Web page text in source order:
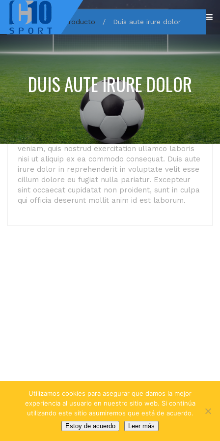
DUIS AUTE IRURE DOLOR
Home Producto / Duis aute irure dolor
Descripción
Valoraciones (0)
Lorem ipsum dolor sit amet, consectetur
adipiscing elit, sed do eiusmod tempor incididunt ut
labore et dolore magna aliqua. Ut enim ad minim
veniam, quis nostrud exercitation ullamco laboris
nisi ut aliquip ex ea commodo consequat. Duis aute
irure dolor in reprehenderit in voluptate velit esse
cillum dolore eu fugiat nulla pariatur. Excepteur
sint occaecat cupidatat non proident, sunt in culpa
qui officia deserunt mollit anim id est laborum.
Utilizamos cookies para asegurar que damos la mejor
experiencia al usuario en nuestro sitio web. Si continúa
utilizando este sitio asumiremos que está de acuerdo.
Estoy de acuerdo Leer más